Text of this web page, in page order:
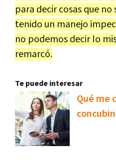
para decir cosas que no
tenido un manejo
no podemos decir lo
remarcó.
Te puede interesar
Qué me